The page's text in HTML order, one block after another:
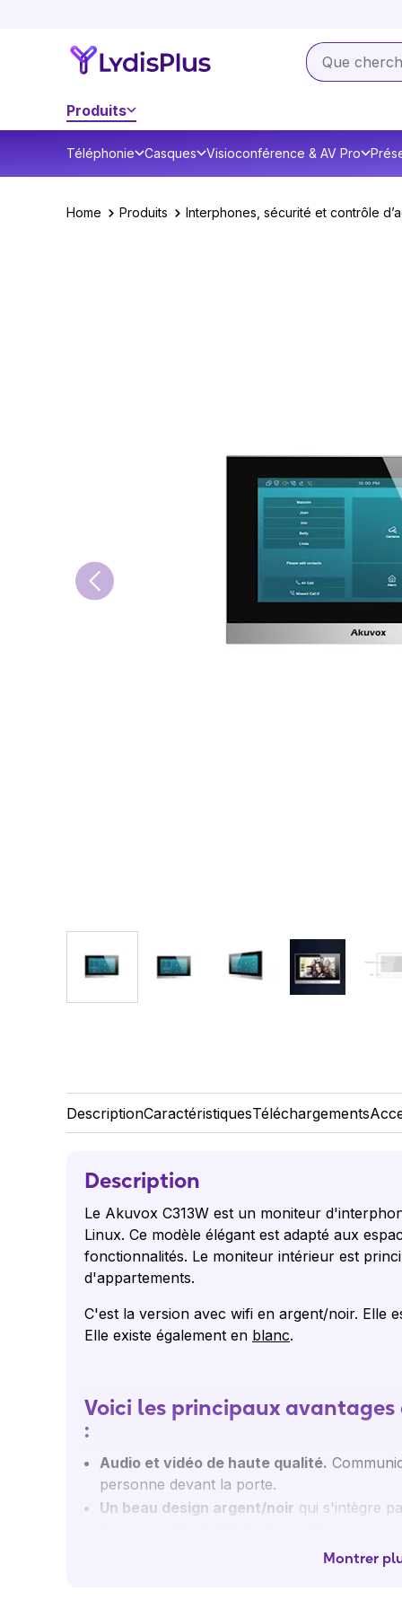
Produits
Téléphonie Casques Visioconférence & AV Pro
Home Produits Interphones, sécurité et contrôle
DescriptionCaractéristiquesTéléchargements
Description
Le Akuvox C313W est un moniteur
Linux. Ce modèle élégant est adapté aux
fonctionnalités. Le moniteur intérieur est
d'appartements.
C'est la version avec wifi en argent/noir. Elle
Elle existe également en blanc.
Voici les principaux avantages
:
Audio et vidéo de haute qualité.
personne devant la porte.
Un beau design argent/noir qui s'intègre
Vous
Montrer